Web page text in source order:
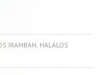
IRAMBAN HALÁLOS